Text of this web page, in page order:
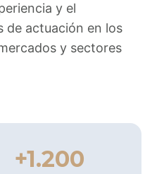
y el
de actuación en los
y sectores
+1.200